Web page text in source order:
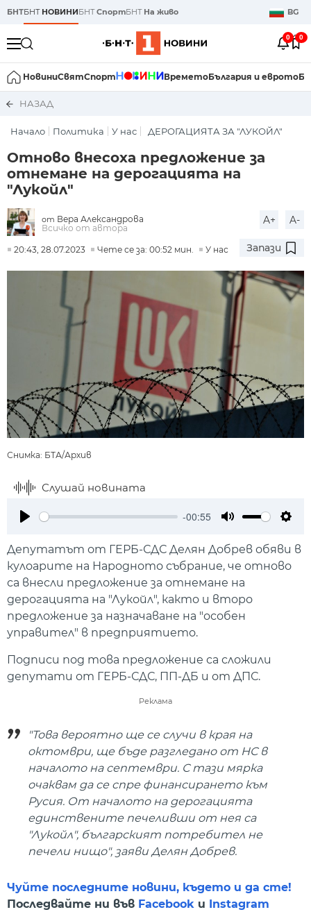
БНТБНТ НОВИНИБНТСпортБНТ На живо BG
0 0
НовиниСвятСпорт ВреметоБългария и еврото
НАЗАД
Начало Политика У нас ДЕРОГАЦИЯТА ЗА "ЛУКОЙЛ"
Отново внесоха предложение за
отнемане на дерогацията на
"Лукойл"
от Вера Александрова
Всичко от автора
A+ A-
20:43, 28.07.2023 Чете се за: 00:52 мин. У нас Запази
Снимка: БТА/Архив
Слушай новината
-00:55
Депутатът от ГЕРБ-СДС Делян Добрев обяви в
кулоарите на Народното събрание, че отново
са внесли предложение за отнемане на
дерогацията на "Лукойл", както и второ
предложение за назначаване на "особен
управител" в предприятието.
Подписи под това предложение са сложили
депутати от ГЕРБ-СДС, ПП-ДБ и от ДПС.
Реклама
"Това вероятно ще се случи в края на
октомври, ще бъде разгледано от НС в
началото на септември. С тази мярка
очаквам да се спре финансирането към
Русия. От началото на дерогацията
единствените печеливши от нея са
"Лукойл", българският потребител не
печели нищо", заяви Делян Добрев.
Чуйте последните новини, където и да сте!
Последвайте ни във Facebook и
Instagram